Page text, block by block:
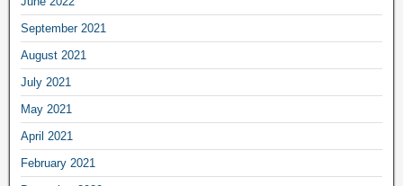
September 2021
August 2021
July 2021
May 2021
April 2021
February 2021